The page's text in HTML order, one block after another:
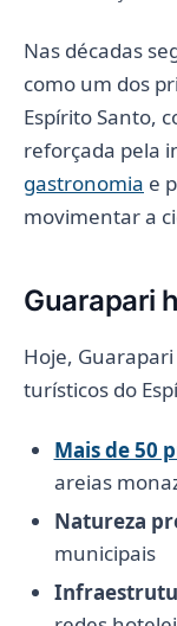
Nas décadas
como um dos
Espírito Santo,
reforçada pela
gastronomia e
movimentar a
Guarapari
Hoje,
turísticos do
Mais de 50
areias
Natureza
municipais